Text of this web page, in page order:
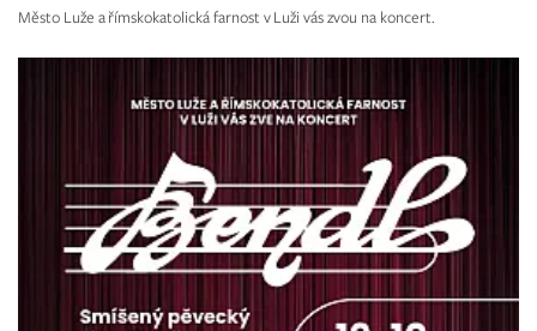
Město Luže a římskokatolická farnost v Luži vás zvou na koncert.